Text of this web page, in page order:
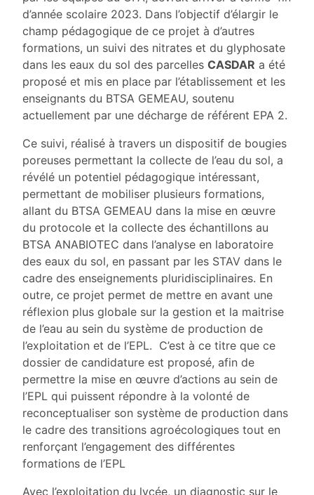
d’année scolaire 2023. Dans l’objectif d’élargir le
champ pédagogique de ce projet à d’autres
formations, un suivi des nitrates et du glyphosate
dans les eaux du sol des parcelles CASDAR a été
proposé et mis en place par l’établissement et les
enseignants du BTSA GEMEAU, soutenu
actuellement par une décharge de référent EPA 2.
Ce suivi, réalisé à travers un dispositif de bougies
poreuses permettant la collecte de l’eau du sol, a
révélé un potentiel pédagogique intéressant,
permettant de mobiliser plusieurs formations,
allant du BTSA GEMEAU dans la mise en œuvre
du protocole et la collecte des échantillons au
BTSA ANABIOTEC dans l’analyse en laboratoire
des eaux du sol, en passant par les STAV dans le
cadre des enseignements pluridisciplinaires. En
outre, ce projet permet de mettre en avant une
réflexion plus globale sur la gestion et la maitrise
de l’eau au sein du système de production de
l’exploitation et de l’EPL. C’est à ce titre que ce
dossier de candidature est proposé, afin de
permettre la mise en œuvre d’actions au sein de
l’EPL qui puissent répondre à la volonté de
reconceptualiser son système de production dans
le cadre des transitions agroécologiques tout en
renforçant l’engagement des différentes
formations de l’EPL
Avec l’exploitation du lycée, un diagnostic sur le